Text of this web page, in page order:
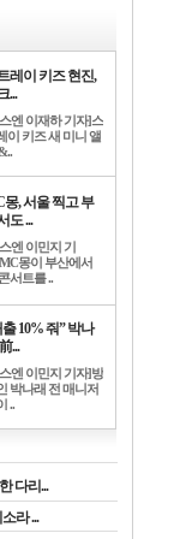
레이 키즈 현진,
...
엔 이재하 기자]스
이 키즈 새 미니 앨
, 서울 찍고 부
도 ...
엔 이민지 기
몽이 부산에서
서트를 ..
10% 줘” 박나
...
엔 이민지 기자]방
박나래 전 매니저
..
다리...
라 ...